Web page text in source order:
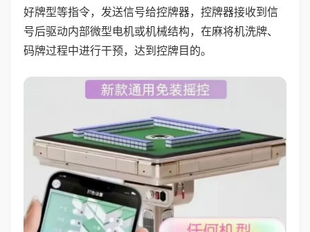
好牌型等指令，发送信号给控牌器，控牌器接收到信
号后驱动内部微型电机或机械结构，在麻将机洗牌、
码牌过程中进行干预，达到控牌目的。